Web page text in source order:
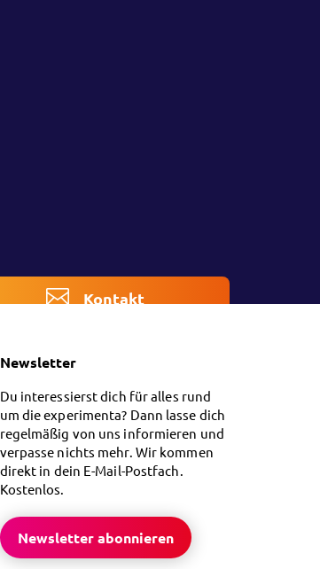
Kontakt
Newsletter
Du interessierst dich für alles rund
um die experimenta? Dann lasse dich
regelmäßig von uns informieren und
verpasse nichts mehr. Wir kommen
direkt in dein E-Mail-Postfach.
Kostenlos.
Newsletter abonnieren